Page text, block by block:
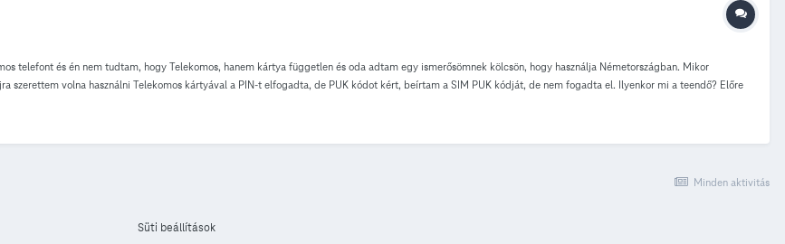
telefont és én nem tudtam, hogy Telekomos, hanem kártya független és oda adtam egy ismerősömnek kölcsön, hogy használja Németországban. Mikor
szerettem volna használni Telekomos kártyával a PIN-t elfogadta, de PUK kódot kért, beírtam a SIM PUK kódját, de nem fogadta el. Ilyenkor mi a teendő? Előre
Minden aktivitás
Süti beállítások